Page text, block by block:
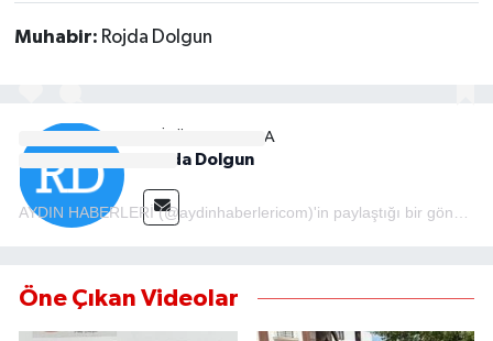
Muhabir: Rojda Dolgun
EDITÖR HAKKINDA
Rojda Dolgun
Öne Çıkan Videolar
ÖZEL HABER
SAĞLIK
SİYASET